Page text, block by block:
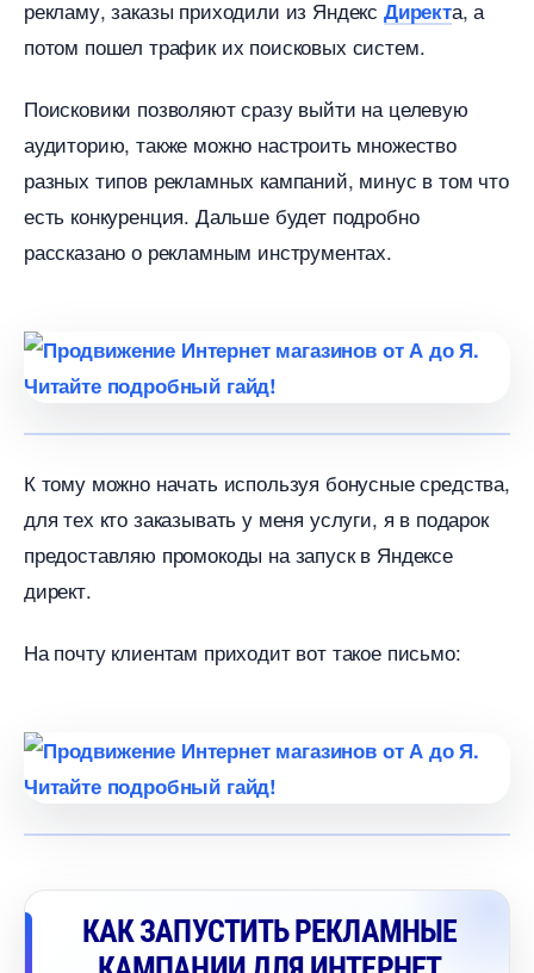
рекламу, заказы приходили из Яндекс Директа, а
потом пошел трафик их поисковых систем.
Поисковики позволяют сразу выйти на целевую
аудиторию, также можно настроить множество
разных типов рекламных кампаний, минус в том что
есть конкуренция. Дальше будет подробно
рассказано о рекламным инструментах.
К тому можно начать используя бонусные средства,
для тех кто заказывать у меня услуги, я в подарок
предоставляю промокоды на запуск в Яндексе
директ.
На почту клиентам приходит вот такое письмо:
КАК ЗАПУСТИТЬ РЕКЛАМНЫЕ